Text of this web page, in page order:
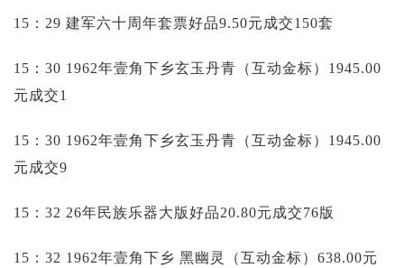
15：29 建军六十周年套票好品9.50元成交150套
15：30 1962年壹角下乡玄玉丹青（互动金标）1945.00
元成交1
15：30 1962年壹角下乡玄玉丹青（互动金标）1945.00
元成交9
15：32 26年民族乐器大版好品20.80元成交76版
15：32 1962年壹角下乡 黑幽灵（互动金标）638.00元